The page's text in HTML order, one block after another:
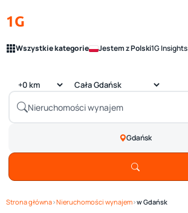
1G
Wszystkie kategorie Jestem z Polski1G Insights
Gdańsk
Strona główna›Nieruchomości wynajem›w Gdańsk